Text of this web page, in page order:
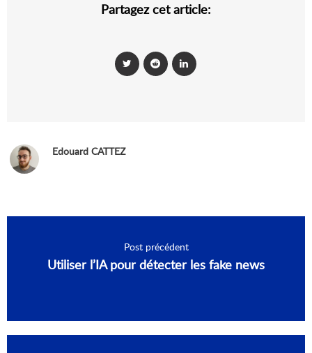
Partagez cet article:
Edouard CATTEZ
Post précédent
Utiliser l’IA pour détecter les fake news